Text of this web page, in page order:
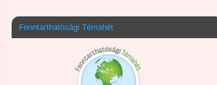
Fenntarthatósági Témahét